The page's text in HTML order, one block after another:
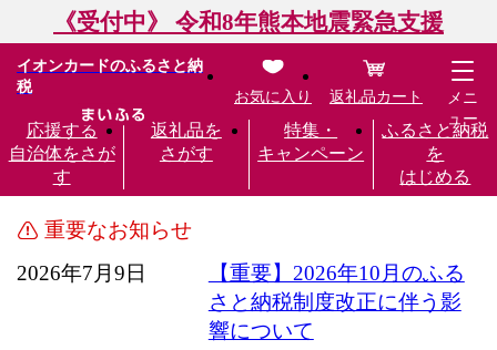
《受付中》 令和8年熊本地震緊急支援
イオンカードのふるさと納
税
応援する
自治体をさが
す
返礼品を
さがす
特集・
キャンペーン
ふるさと納税
を
はじめる
お気に入り 返礼品カート
メニ
ュー
重要なお知らせ
2026年7月9日
【重要】2026年10月のふる
さと納税制度改正に伴う影
響について